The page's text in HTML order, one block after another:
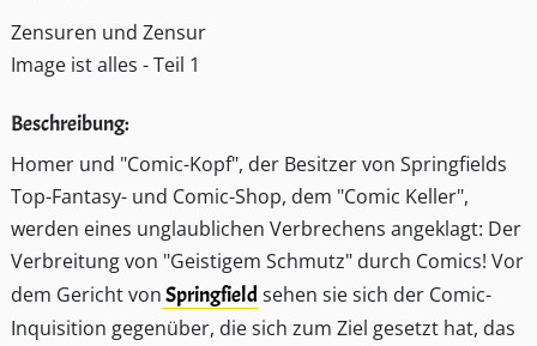
Zensuren und Zensur
Image ist alles - Teil 1
Beschreibung:
Homer und "Comic-Kopf", der Besitzer von Springfields
Top-Fantasy- und Comic-Shop, dem "Comic Keller",
werden eines unglaublichen Verbrechens angeklagt: Der
Verbreitung von "Geistigem Schmutz" durch Comics! Vor
dem Gericht vonSpringfieldsehen sie sich der Comic-
Inquisition gegenüber, die sich zum Ziel gesetzt hat, das